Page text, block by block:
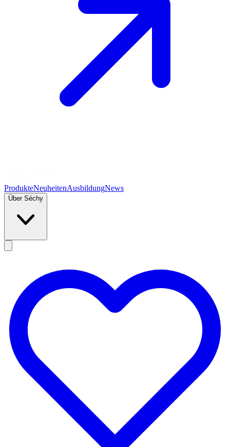
ProdukteNeuheitenAusbildungNews
Über Séchy